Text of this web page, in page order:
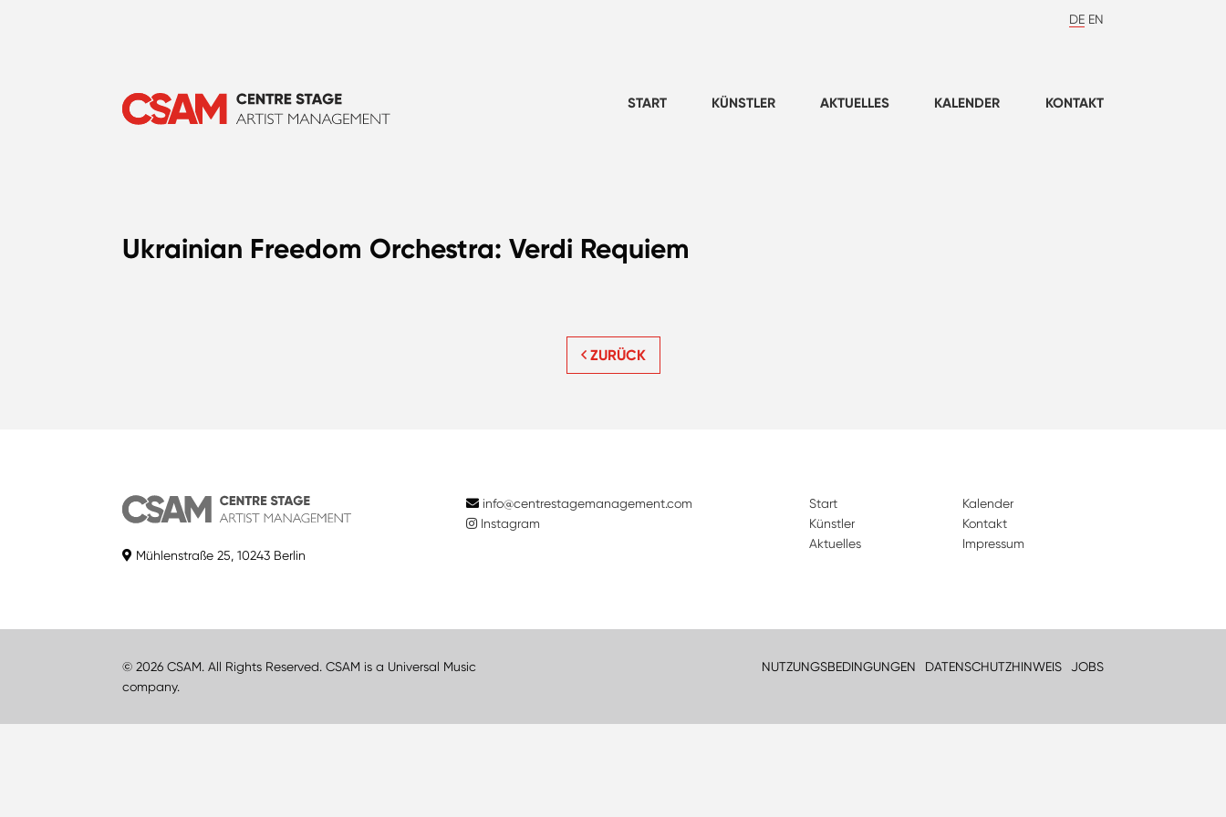
DE EN
START KÜNSTLER AKTUELLES KALENDER KONTAKT
Ukrainian Freedom Orchestra: Verdi Requiem
ZURÜCK
Mühlenstraße 25, 10243 Berlin
info@centrestagemanagement.com
Instagram
Start
Künstler
Aktuelles
Kalender
Kontakt
Impressum
© 2026 CSAM. All Rights Reserved. CSAM is a Universal Music
company.
NUTZUNGSBEDINGUNGEN DATENSCHUTZHINWEIS JOBS